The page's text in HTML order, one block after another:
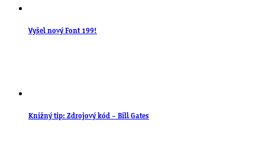
Vyšel nový Font 199!
Knižný tip: Zdrojový kód – Bill Gates